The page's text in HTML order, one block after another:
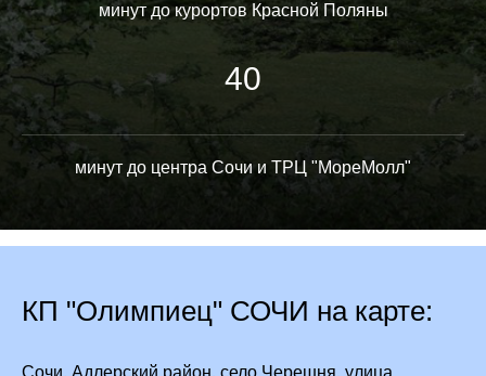
минут до курортов Красной Поляны
40
минут до центра Сочи и ТРЦ "МореМолл"
КП "Олимпиец" СОЧИ на карте: